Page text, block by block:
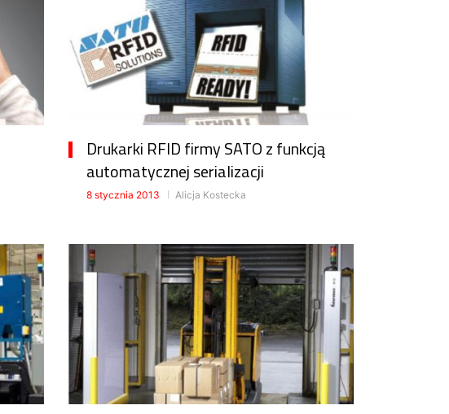
Drukarki RFID firmy SATO z funkcją
automatycznej serializacji
8 stycznia 2013 Alicja Kostecka